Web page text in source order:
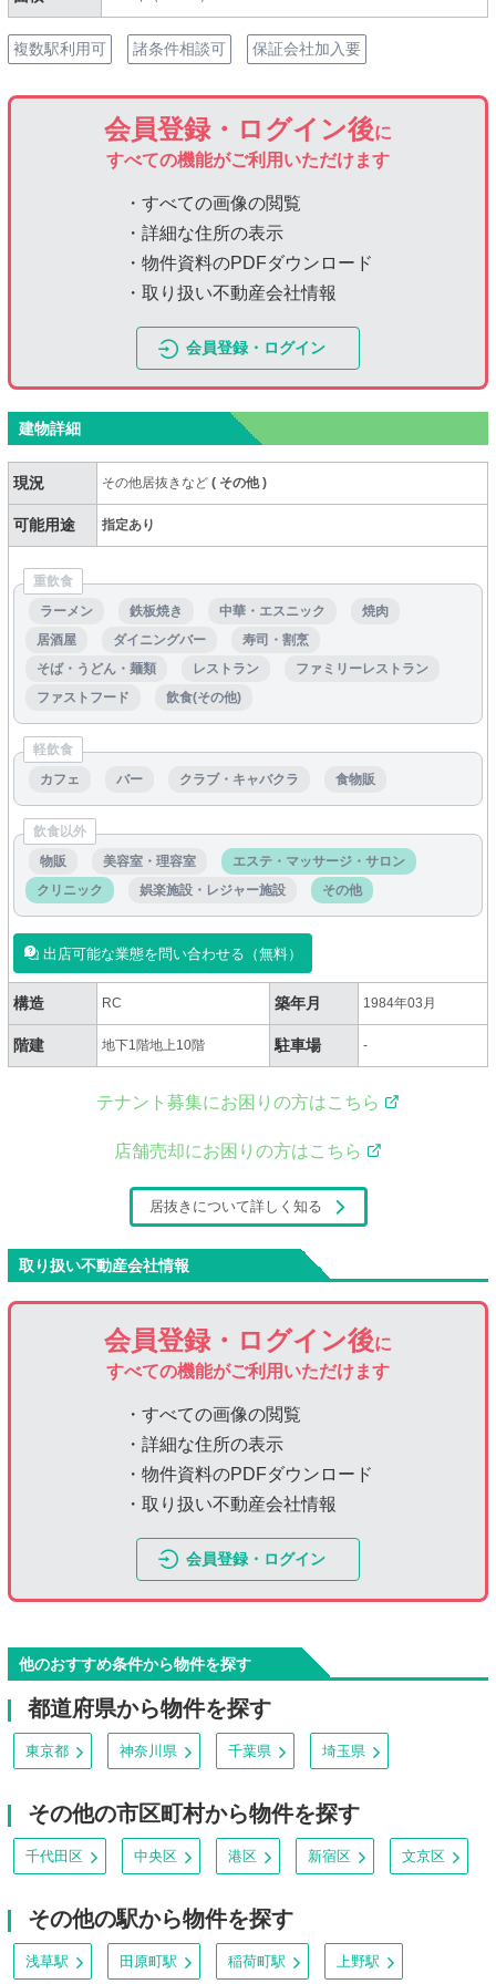
複数駅利用可 諸条件相談可 保証会社加入要
会員登録・ログイン後に
すべての機能がご利用いただけます
・すべての画像の閲覧
・詳細な住所の表示
・物件資料のPDFダウンロード
・取り扱い不動産会社情報
会員登録・ログイン
建物詳細
現況 その他居抜きなど( その他)
可能用途 指定あり
重飲食
ラーメン
鉄板焼き 中華・エスニック
焼肉
居酒屋
ダイニングバー
寿司・割烹
そば・うどん・麺類
レストラン
ファミリーレストラン
ファストフード
飲食(その他)
軽飲食
カフェ
バー クラブ・キャバクラ 食物販
飲食以外
物販
美容室・理容室
エステ・マッサージ・サロン
クリニック
娯楽施設・レジャー施設 その他
出店可能な業態を問い合わせる（無料）
構造 RC 築年月 1984年03月
階建 地下1階地上10階 駐車場 -
テナント募集にお困りの方はこちら
店舗売却にお困りの方はこちら
居抜きについて詳しく知る
取り扱い不動産会社情報
会員登録・ログイン後に
すべての機能がご利用いただけます
・すべての画像の閲覧
・詳細な住所の表示
・物件資料のPDFダウンロード
・取り扱い不動産会社情報
会員登録・ログイン
他のおすすめ条件から物件を探す
都道府県から物件を探す
東京都 神奈川県 千葉県 埼玉県
その他の市区町村から物件を探す
千代田区 中央区 港区 新宿区 文京区
その他の駅から物件を探す
浅草駅 田原町駅 稲荷町駅 上野駅